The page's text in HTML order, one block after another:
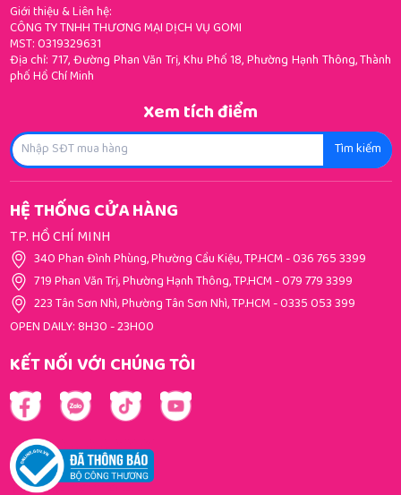
Giới thiệu & Liên hệ:
CÔNG TY TNHH THƯƠNG MẠI DỊCH VỤ GOMI
MST: 0319329631
Địa chỉ: 717, Đường Phan Văn Trị, Khu Phố 18, Phường Hạnh Thông, Thành
phố Hồ Chí Minh
Xem tích điểm
Tìm kiếm
HỆ THỐNG CỬA HÀNG
TP. HỒ CHÍ MINH
340 Phan Đình Phùng, Phường Cầu Kiệu, TP.HCM-036 765 3399
719 Phan Văn Trị, Phường Hạnh Thông, TP.HCM-079 779 3399
223 Tân Sơn Nhì, Phường Tân Sơn Nhì, TP.HCM-0335 053 399
OPEN DAILY: 8H30 - 23H00
KẾT NỐI VỚI CHÚNG TÔI